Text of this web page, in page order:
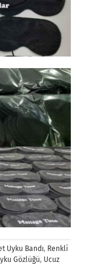
Uyku Bandı, Renkli
Gözlüğü, Ucuz